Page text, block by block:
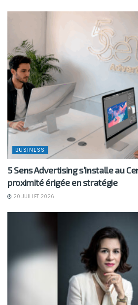
BUSINESS
5 Sens Advertising s’installe au
proximité érigée en stratégie
20 JUILLET 2026